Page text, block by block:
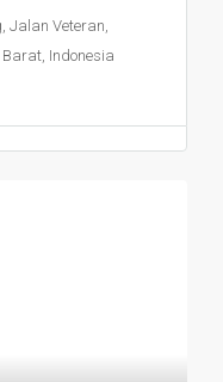
Jalan Veteran,
Indonesia